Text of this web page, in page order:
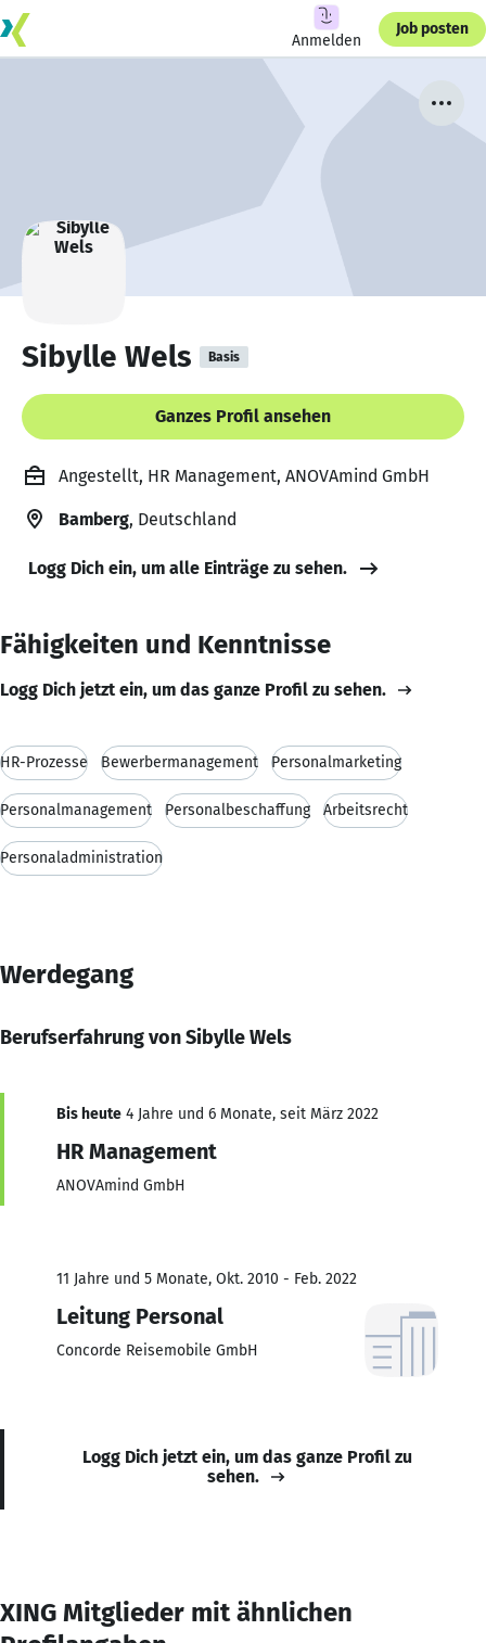
Anmelden
Job posten
Sibylle Wels Basis
Ganzes Profil ansehen
Angestellt, HR Management, ANOVAmind GmbH
Bamberg, Deutschland
Logg Dich ein, um alle Einträge zu sehen.
Fähigkeiten und Kenntnisse
Logg Dich jetzt ein, um das ganze Profil zu sehen.
HR-Prozesse Bewerbermanagement Personalmarketing
Personalmanagement Personalbeschaffung Arbeitsrecht
Personaladministration
Werdegang
Berufserfahrung von Sibylle Wels
Bis heute 4 Jahre und 6 Monate, seit März 2022
HR Management
ANOVAmind GmbH
11 Jahre und 5 Monate, Okt. 2010 - Feb. 2022
Leitung Personal
Concorde Reisemobile GmbH
Logg Dich jetzt ein, um das ganze Profil zu
sehen.
XING Mitglieder mit ähnlichen